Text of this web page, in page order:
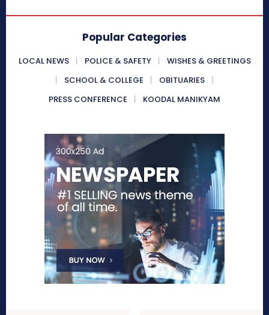
Popular Categories
LOCAL NEWS POLICE & SAFETY
WISHES & GREETINGS
SCHOOL & COLLEGE
OBITUARIES
PRESS CONFERENCE
KOODAL MANIKYAM